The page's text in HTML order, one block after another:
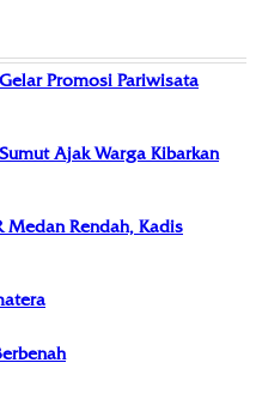
Promosi Pariwisata
Ajak Warga Kibarkan
Medan Rendah, Kadis